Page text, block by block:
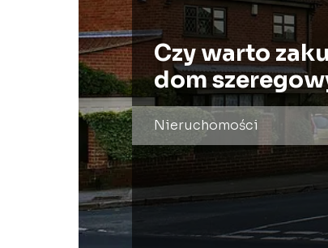
Czy warto
dom
Nieruchomości